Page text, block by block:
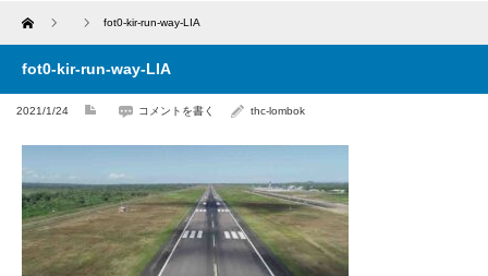
Home fot0-kir-run-way-LIA
fot0-kir-run-way-LIA
2021/1/24 コメントを書く thc-lombok